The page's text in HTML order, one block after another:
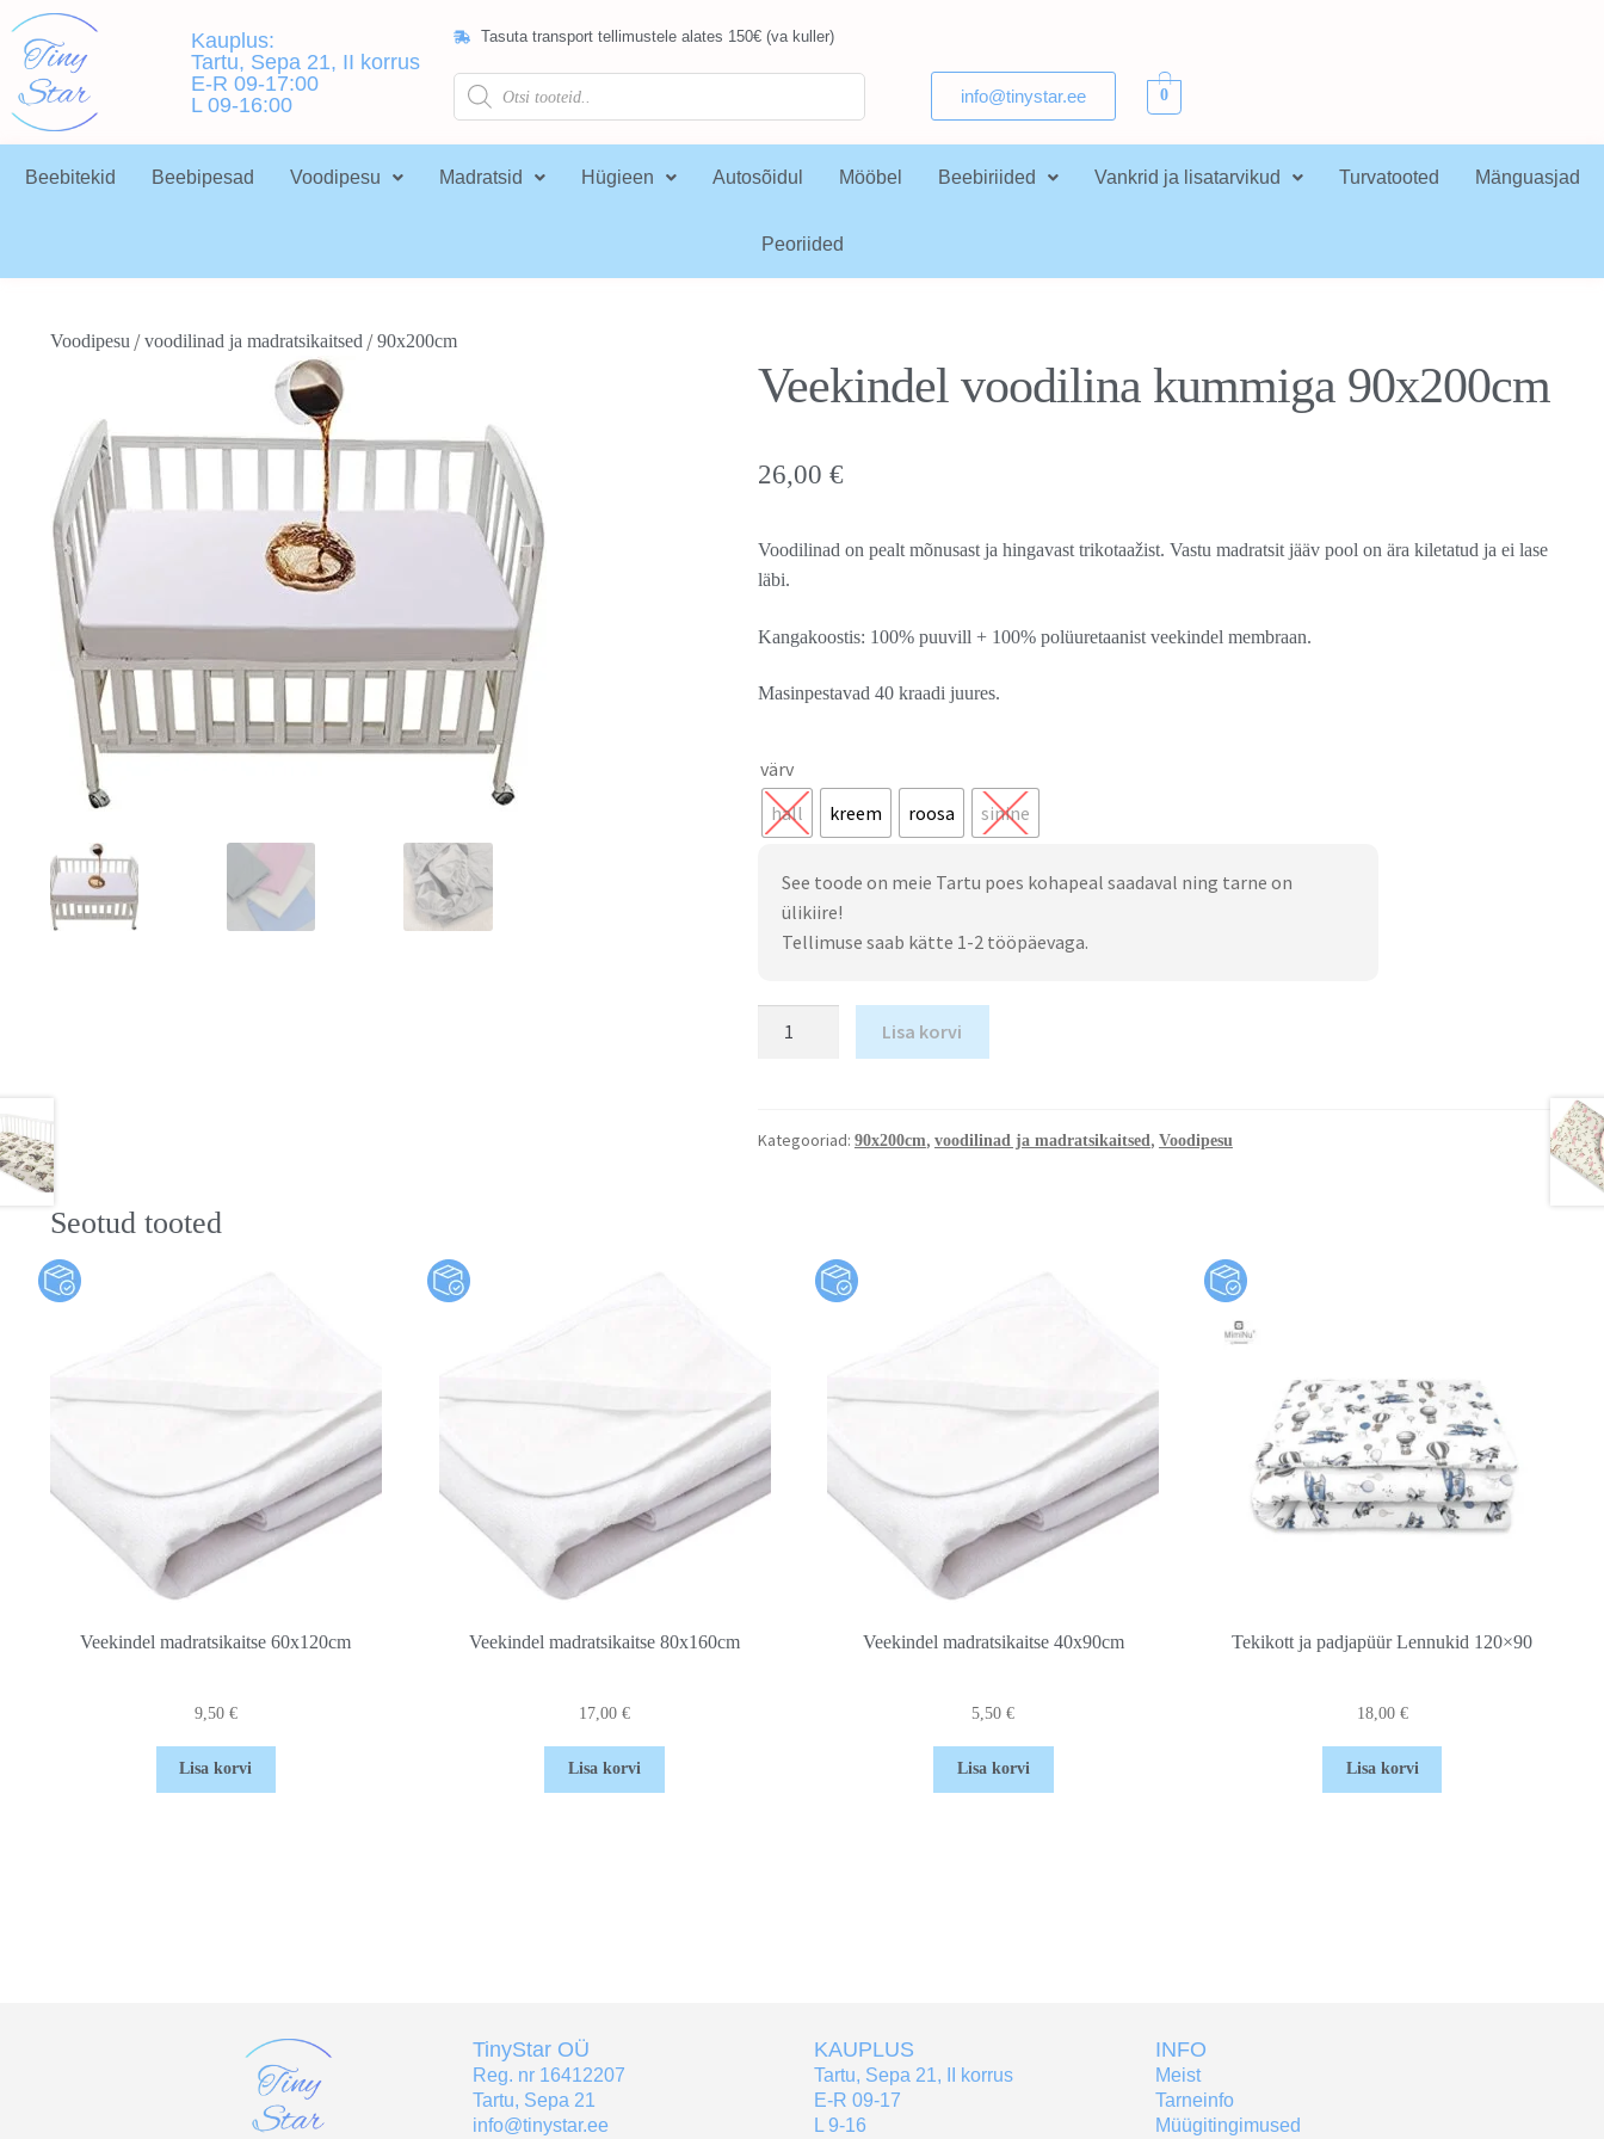
Kauplus:
Tartu, Sepa 21, II korrus
E-R 09-17:00
L 09-16:00
Tasuta transport tellimustele alates 150€ (va kuller)
info@tinystar.ee 0
Beebitekid Beebipesad Voodipesu Madratsid Hügieen Autosõidul Mööbel Beebiriided Vankrid ja lisatarvikud Turvatooted Mänguasjad
Peoriided
Voodipesu/voodilinad ja madratsikaitsed/90x200cm
Veekindel voodilina kummiga 90x200cm
26,00 €
Voodilinad on pealt mõnusast ja hingavast trikotaažist. Vastu madratsit jääv pool on ära kiletatud ja ei lase
läbi.
Kangakoostis: 100% puuvill + 100% polüuretaanist veekindel membraan.
Masinpestavad 40 kraadi juures.
värv
hall
kreem roosa sinine
See toode on meie Tartu poes kohapeal saadaval ning tarne on
ülikiire!
Tellimuse saab kätte 1-2 tööpäevaga.
Lisa korvi
Kategooriad: 90x200cm, voodilinad ja madratsikaitsed, Voodipesu
Seotud tooted
Veekindel madratsikaitse 60x120cm
9,50 €
Lisa korvi
Veekindel madratsikaitse 80x160cm
17,00€
Lisa korvi
Veekindel madratsikaitse 40x90cm
5,50€
Lisa korvi
Tekikott ja padjapüür Lennukid 120×90
18,00 €
Lisa korvi
TinyStar OÜ
Reg. nr 16412207
Tartu, Sepa 21
info@tinystar.ee
KAUPLUS
Tartu, Sepa 21, II korrus
E-R 09-17
L 9-16
INFO
Meist
Tarneinfo
Müügitingimused